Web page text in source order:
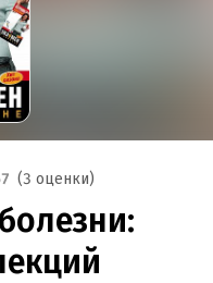
(3 оценки)